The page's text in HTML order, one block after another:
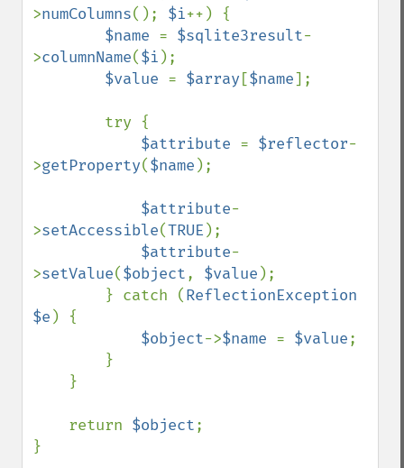
>numColumns(); $i++) {
$name = $sqlite3result-
>columnName($i );
$value = $array [$name];
$attribute = $reflector-
>getProperty($name );
$attribute-
>setAccessible(TRUE );
$attribute-
>setValue($object, $value );
        } catch (
ReflectionException
$e ) {
$object->$name = $value;
    return
$object;
}